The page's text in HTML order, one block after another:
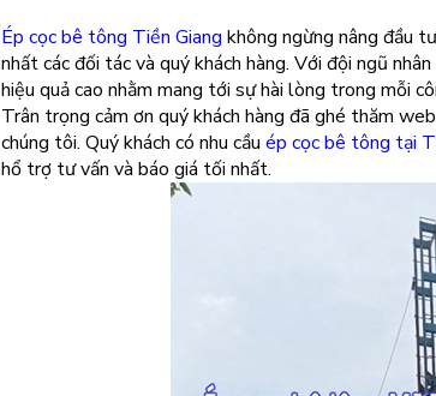
Ép cọc bê tông Tiền Giang không ngừng nâng đầu
nhất các đối tác và quý khách hàng. Với đội ngũ
hiệu quả cao nhằm mang tới sự hài lòng trong mỗi
Trân trọng cảm ơn quý khách hàng đã ghé thăm
chúng tôi. Quý khách có nhu cầu ép cọc bê tông tại
hổ trợ tư vấn và báo giá tối nhất.